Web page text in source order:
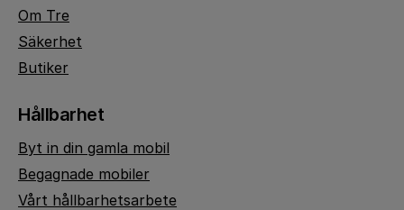
Om Tre
Säkerhet
Butiker
Hållbarhet
Byt in din gamla mobil
Begagnade mobiler
Vårt hållbarhetsarbete